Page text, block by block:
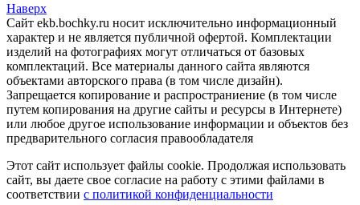
Наверх
Сайт ekb.bochky.ru носит исключительно информационный
характер и не является публичной офертой. Комплектации
изделий на фотографиях могут отличаться от базовых
комплектаций. Все материалы данного сайта являются
объектами авторского права (в том числе дизайн).
Запрещается копирование и распространиение (в том числе
путем копирования на другие сайты и ресурсы в Интернете)
или любое другое использование информации и объектов без
предварительного согласия правообладателя
Этот сайт использует файлы cookie. Продолжая использовать
сайт, вы даете свое согласие на работу с этими файлами в
соответствии с политикой конфиденциальности